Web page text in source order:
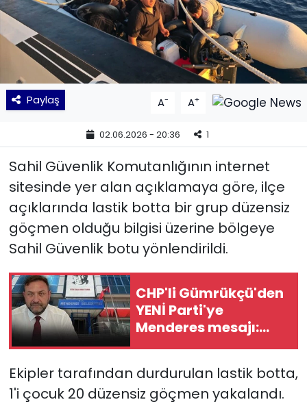
Paylaş A- A+
02.06.2026 - 20:36 1
Sahil Güvenlik Komutanlığının internet
sitesinde yer alan açıklamaya göre, ilçe
açıklarında lastik botta bir grup düzensiz
göçmen olduğu bilgisi üzerine bölgeye
Sahil Güvenlik botu yönlendirildi.
CHP'li Gümrükçü'den
YENİ Parti'ye
Menderes mesajı:
Belediye AK Parti'ye
bizi desteklesinler!
Ekipler tarafından durdurulan lastik botta,
1'i çocuk 20 düzensiz göçmen yakalandı.
MAGAZİN
POLİTİKA
SAĞLIK
SPOR
TEKNOLOJİ
Yaşam
YEREL YÖNETİMLER
Yurt